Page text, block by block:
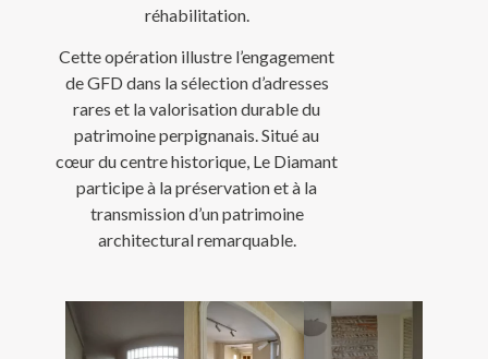
réhabilitation.
Cette opération illustre l’engagement
de GFD dans la sélection d’adresses
rares et la valorisation durable du
patrimoine perpignanais. Situé au
cœur du centre historique, Le Diamant
participe à la préservation et à la
transmission d’un patrimoine
architectural remarquable.